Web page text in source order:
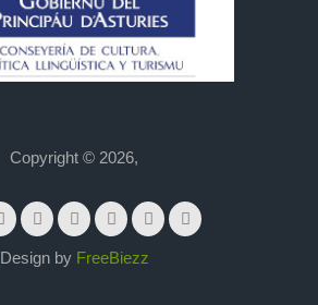
Copyright © 2026,
Design by FreeBiezz